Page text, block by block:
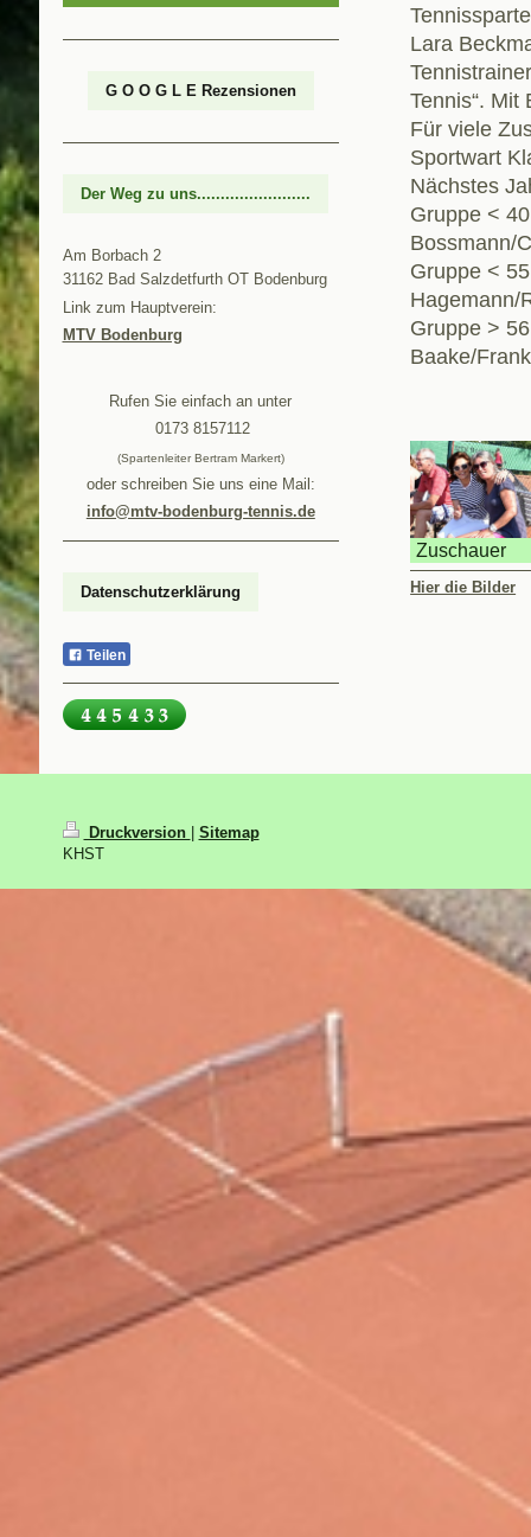
Lara
Tennis“.
Für viele
Sportwart
Nächstes
Gruppe <
Bossmann/
Gruppe <
Hagemann/
Gruppe >
Baake/
Zuschauer
Hier die Bilder
G O O G L E Rezensionen
Der Weg zu uns........................
Am Borbach 2
31162 Bad SalzdetfurthOT Bodenburg
Link zum Hauptverein:
MTV Bodenburg
Rufen Sie einfach an unter
0173 8157112
(Spartenleiter Bertram Markert)
oder schreiben Sie uns eine Mail:
info@mtv-bodenburg-tennis.de
Datenschutzerklärung
Teilen
Druckversion
Sitemap
KHST